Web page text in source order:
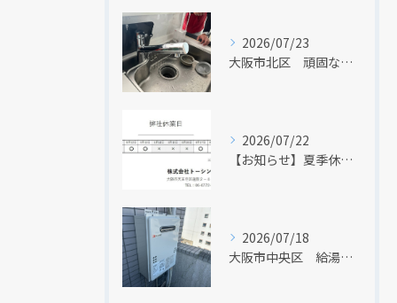
2026/07/23
大阪市北区 頑固な水アカはなかなか取れない・・・
2026/07/22
【お知らせ】夏季休業日のお知らせ【２０２６年】
2026/07/18
大阪市中央区 給湯器のリモコンが無くても、リモコンを設置する方法はあります